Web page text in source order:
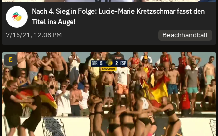
Nach 4. Sieg in Folge: Lucie-Marie Kretzschmar fasst den
Titel ins Auge!
7/15/21, 12:08 PM
Beachhandball
€